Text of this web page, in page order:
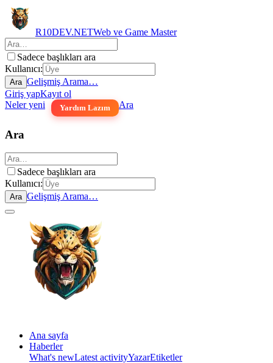
R10DEV.NETWeb ve Game Master
Sadece başlıkları ara
Kullanıcı:
Ara Gelişmiş Arama…
Giriş yapKayıt ol
Neler yeni
Yardım Lazım Ara
Ara
Sadece başlıkları ara
Kullanıcı:
Ara Gelişmiş Arama…
Ana sayfa
Haberler
What's newLatest activityYazarEtiketler